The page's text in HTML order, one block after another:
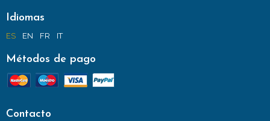
Idiomas
ES EN FR IT
Métodos de pago
Contacto